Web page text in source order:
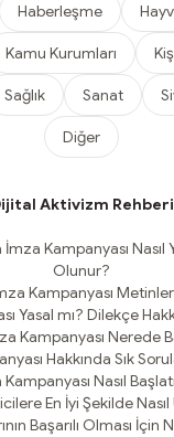
Haberleşme
Kamu Kurumları
Sağlık Sanat
Diğer
Aktivizm Rehberi
Kampanyası Nasıl
Olunur?
Kampanyası
Yasal mı? Dilekçe
Kampanyası Nerede
Hakkında Sık
Nasıl
En İyi Şekilde Nasıl
Başarılı Olması İçin